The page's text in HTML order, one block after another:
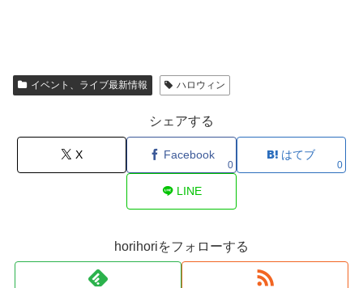
イベント、ライブ最新情報 ハロウィン
シェアする
X Facebook
0
はてブ
0
LINE
horihoriをフォローする